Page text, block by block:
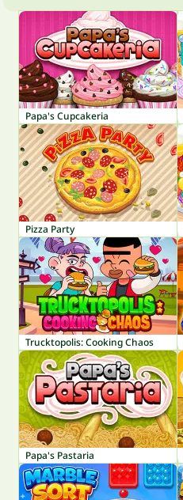
Papa's Cupcakeria
Pizza Party
Trucktopolis: Cooking Chaos
Papa's Pastaria